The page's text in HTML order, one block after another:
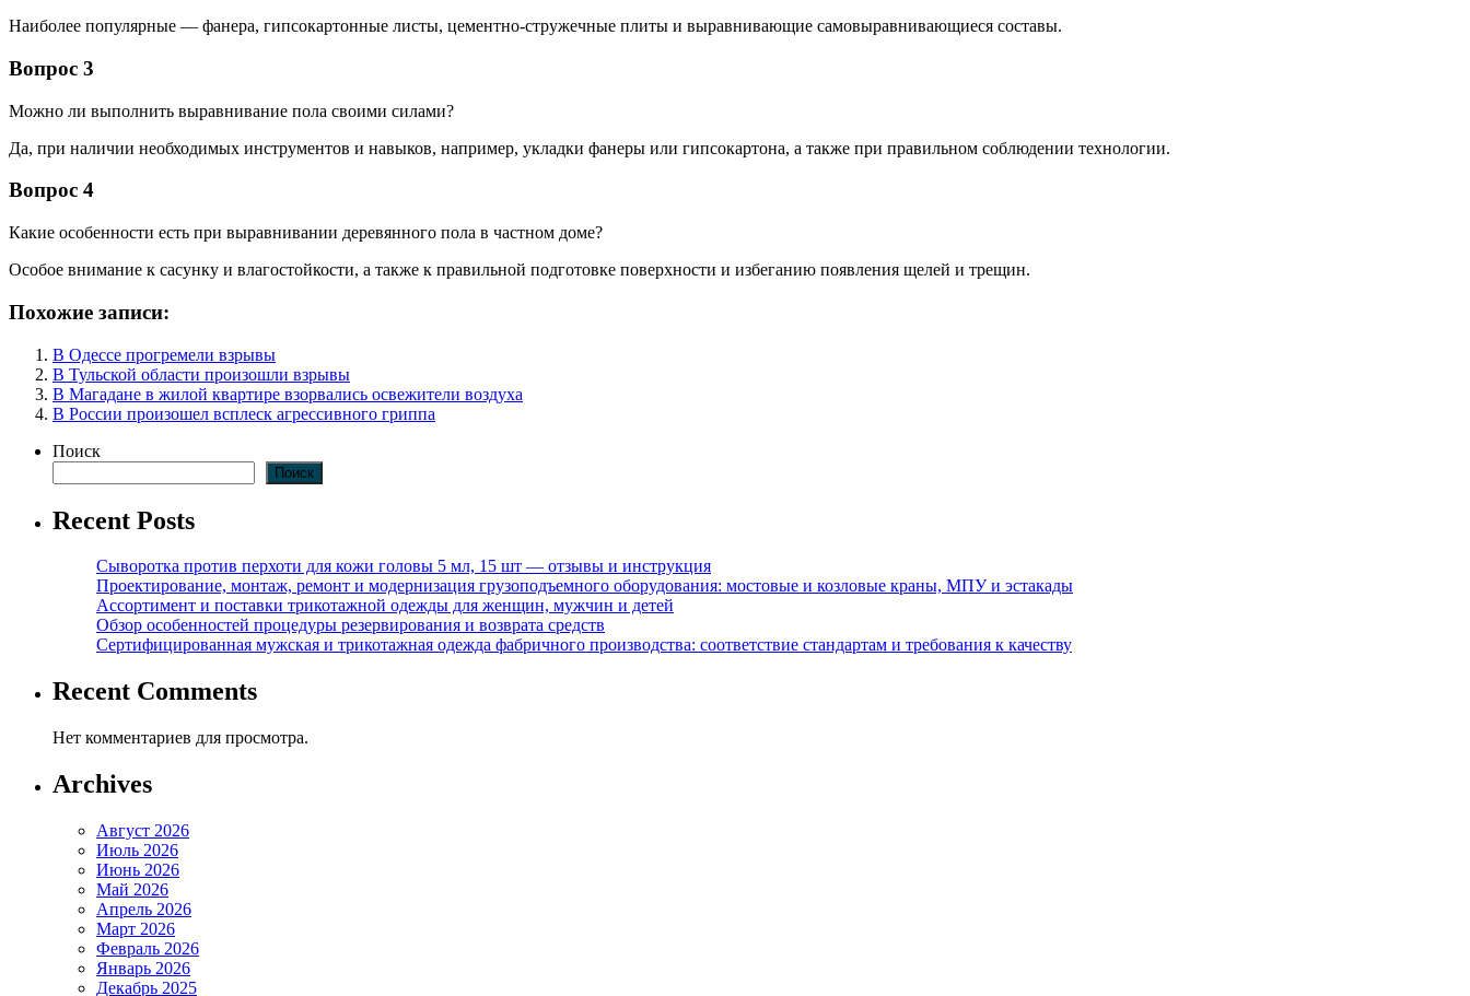
Наиболее популярные — фанера, гипсокартонные листы, цементно-стружечные плиты и выравнивающие самовыравнивающиеся составы.
Вопрос 3
Можно ли выполнить выравнивание пола своими силами?
Да, при наличии необходимых инструментов и навыков, например, укладки фанеры или гипсокартона, а также при правильном соблюдении технологии.
Вопрос 4
Какие особенности есть при выравнивании деревянного пола в частном доме?
Особое внимание к сасунку и влагостойкости, а также к правильной подготовке поверхности и избеганию появления щелей и трещин.
Похожие записи:
В Одессе прогремели взрывы
В Тульской области произошли взрывы
В Магадане в жилой квартире взорвались освежители воздуха
В России произошел всплеск агрессивного гриппа
Поиск
Поиск
Recent Posts
Сыворотка против перхоти для кожи головы 5 мл, 15 шт — отзывы и инструкция
Проектирование, монтаж, ремонт и модернизация грузоподъемного оборудования: мостовые и козловые краны, МПУ и эстакады
Ассортимент и поставки трикотажной одежды для женщин, мужчин и детей
Обзор особенностей процедуры резервирования и возврата средств
Сертифицированная мужская и трикотажная одежда фабричного производства: соответствие стандартам и требования к качеству
Recent Comments
Нет комментариев для просмотра.
Archives
Август 2026
Июль 2026
Июнь 2026
Май 2026
Апрель 2026
Март 2026
Февраль 2026
Январь 2026
Декабрь 2025